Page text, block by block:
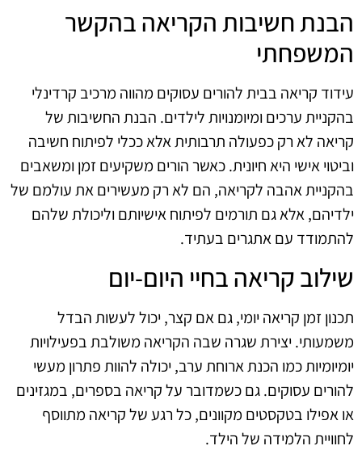
הבנת חשיבות הקריאה בהקשר
המשפחתי
עידוד קריאה בבית להורים עסוקים מהווה מרכיב קרדינלי
בהקניית ערכים ומיומנויות לילדים. הבנת החשיבות של
קריאה לא רק כפעולה תרבותית אלא ככלי לפיתוח חשיבה
וביטוי אישי היא חיונית. כאשר הורים משקיעים זמן ומשאבים
בהקניית אהבה לקריאה, הם לא רק מעשירים את עולמם של
ילדיהם, אלא גם תורמים לפיתוח אישיותם וליכולת שלהם
להתמודד עם אתגרים בעתיד.
שילוב קריאה בחיי היום-יום
תכנון זמן קריאה יומי, גם אם קצר, יכול לעשות הבדל
משמעותי. יצירת שגרה שבה הקריאה משולבת בפעילויות
יומיומיות כמו הכנת ארוחת ערב, יכולה להוות פתרון מעשי
להורים עסוקים. גם כשמדובר על קריאה בספרים, במגזינים
או אפילו בטקסטים מקוונים, כל רגע של קריאה מתווסף
לחוויית הלמידה של הילד.